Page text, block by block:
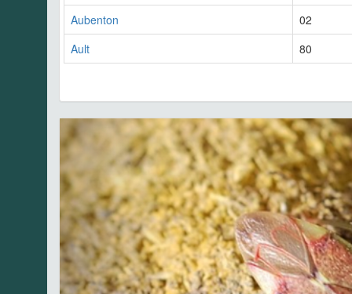
Aubenton
02
Ault
80